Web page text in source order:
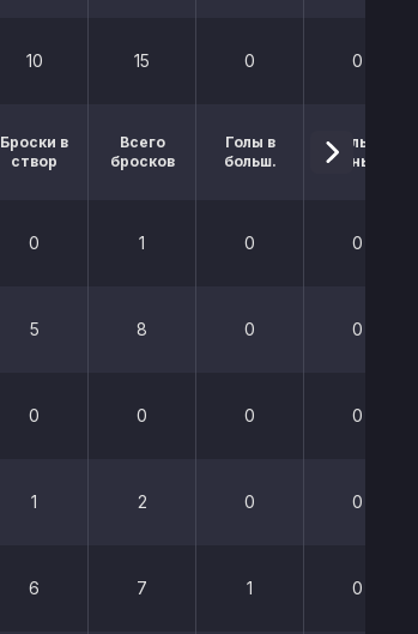
10 15 0 0
Броски в
створ
Всего
бросков
Голы в
больш.
Голы в
меньш.
0 1 0 0
5 8 0 0
0 0 0 0
1 2 0 0
6 7 1 0